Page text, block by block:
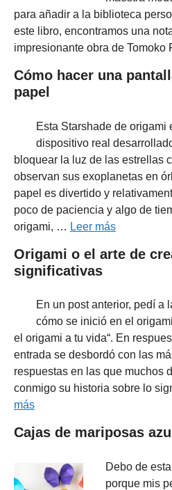
para añadir a la biblioteca
este libro, encontramos una
impresionante obra de Tomoko
Cómo hacer una
papel
Esta Starshade de origami
dispositivo real
bloquear la luz de las estrellas
observan sus exoplanetas en
papel es divertido y
poco de paciencia y algo de
origami, … Leer más
Origami o el arte de
significativas
En un post anterior, pedí a
cómo se inició en el
el origami a tu vida“. En
entrada se desbordó con las
respuestas en las que muchos
conmigo su historia sobre lo
más
Cajas de mariposas
Debo de
porque mis